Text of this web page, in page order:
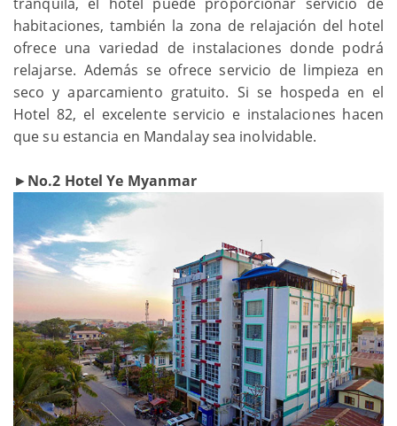
habitaciones, también la zona de relajación del hotel
ofrece una variedad de instalaciones donde podrá
relajarse. Además se ofrece servicio de limpieza en
seco y aparcamiento gratuito. Si se hospeda en el
Hotel 82, el excelente servicio e instalaciones hacen
que su estancia en Mandalay sea inolvidable.
►No.2 Hotel Ye Myanmar